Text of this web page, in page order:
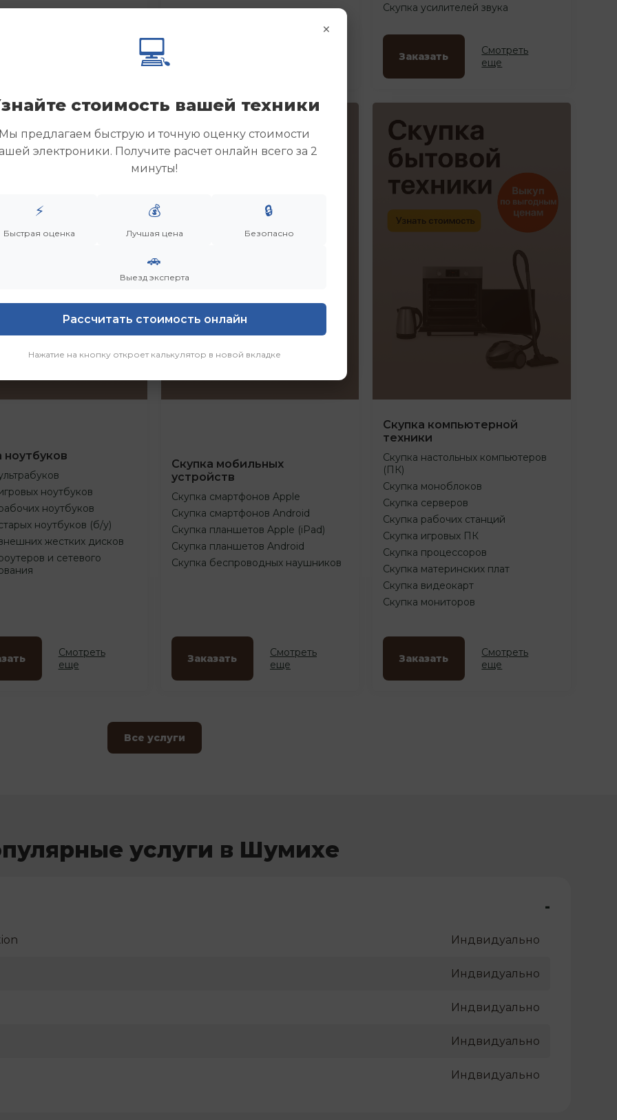
Скупка усилителей звука
Заказать
Смотреть
еще
ноутбуков
ноутбуков
ноутбуков
ноутбуков (б/у)
жестких дисков
и сетевого
Смотреть
еще
Скупка мобильных
устройств
Скупка смартфонов Apple
Скупка смартфонов Android
Скупка планшетов Apple (iPad)
Скупка планшетов Android
Скупка беспроводных наушников
Заказать
Смотреть
еще
Скупка компьютерной
техники
Скупка настольных компьютеров
(ПК)
Скупка моноблоков
Скупка серверов
Скупка рабочих станций
Скупка игровых ПК
Скупка процессоров
Скупка материнских плат
Скупка видеокарт
Скупка мониторов
Заказать
Смотреть
еще
Все услуги
услуги в Шумихе
-
Индвидуально
Индвидуально
Индвидуально
Индвидуально
Индвидуально
×
💻
стоимость вашей техники
предлагаем быструю и точную оценку стоимости
электроники. Получите расчет онлайн всего за 2
минуты!
⚡
Быстрая оценка
💰
Лучшая цена
🔒
Безопасно
🚗
Выезд эксперта
Рассчитать стоимость онлайн
Нажатие на кнопку откроет калькулятор в новой вкладке